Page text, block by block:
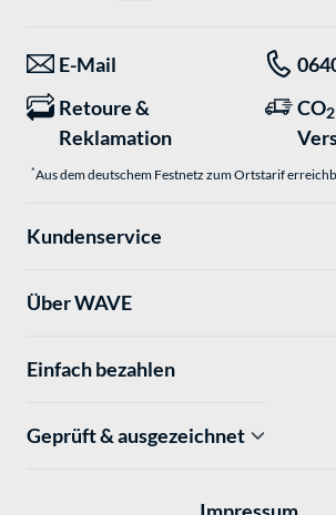
E-Mail
Retoure &
Reklamation
CO2
*Aus dem deutschem Festnetz zum Ortstarif
Kundenservice
Über WAVE
Einfach bezahlen
Geprüft & ausgezeichnet
Impressum